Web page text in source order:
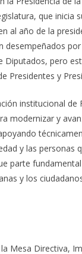
que inicia
al año de la
desempeñados
Diputados, pero
Presidentes y
institucional de
modernizar y
y las personas
parte
y los
Mesa Directiva,